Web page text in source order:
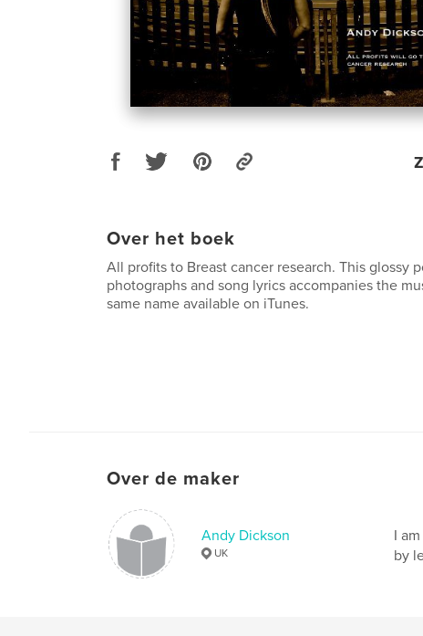
Over het boek
All profits to Breast cancer research. This glossy
photographs and song lyrics accompanies the
same name available on iTunes.
Over de maker
Andy Dickson
UK
I
by